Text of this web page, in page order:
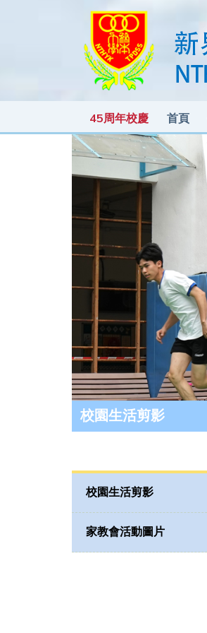
45周年校慶 首頁
校園生活剪影
校園生活剪影
家教會活動圖片